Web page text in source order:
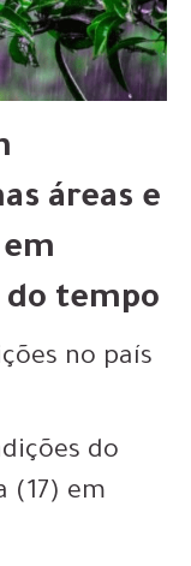
áreas e
do tempo
no país
do
(17) em